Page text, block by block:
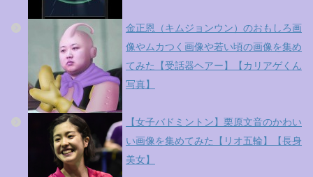
金正恩（キムジョンウン）のおもしろ画
像やムカつく画像や若い頃の画像を集め
てみた【受話器ヘアー】【カリアゲくん
写真】
【女子バドミントン】栗原文音のかわい
い画像を集めてみた【リオ五輪】【長身
美女】